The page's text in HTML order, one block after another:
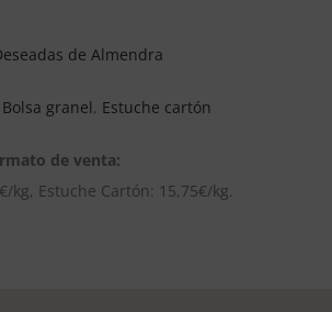
de Almendra
Bolsa granel, Estuche cartón
de venta:
kg, Estuche Cartón: 15,75€/kg.